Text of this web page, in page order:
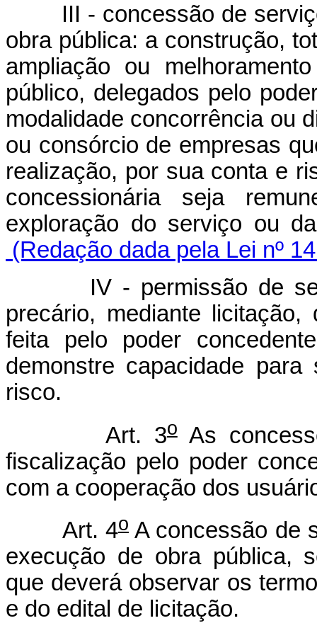
III - concessão de
obra pública: a construção,
ampliação ou
público, delegados pelo
modalidade concorrência ou
ou consórcio de empresas
realização, por sua conta e
concessionária seja
exploração do serviço ou
(Redação dada pela Lei nº
IV - permissão de
precário, mediante
feita pelo poder
demonstre capacidade
risco.
Art. 3oAs
fiscalização pelo poder
com a cooperação dos
Art. 4o A concessão de
execução de obra pública,
que deverá observar os
e do edital de licitação.